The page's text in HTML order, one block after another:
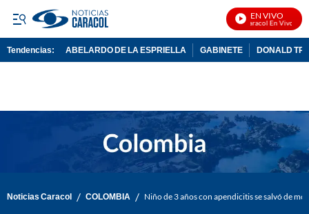
EN VIVO
Noticias Caracol En Vivo
Tendencias: ABELARDO DE LA ESPRIELLA GABINETE DONALD
Noticias Caracol / COLOMBIA / Niño de 3 años con apendicitis se salvó de